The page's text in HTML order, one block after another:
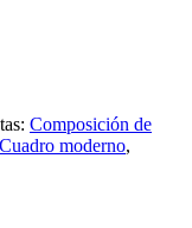
Composición de
Cuadro moderno,